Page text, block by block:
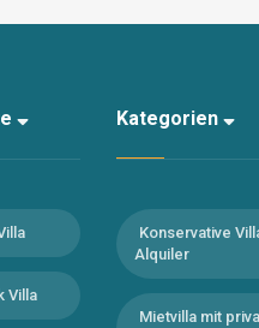
Villa
Kategorien
Konservative
Alquiler
Mietvilla mit